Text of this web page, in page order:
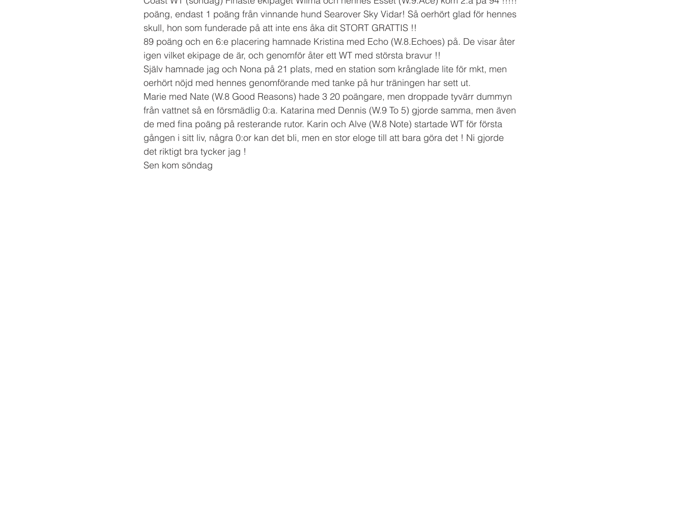
poäng, endast 1 poäng från vinnande hund Searover Sky Vidar! Så oerhört glad för hennes
skull, hon som funderade på att inte ens åka dit STORT GRATTIS !!
89 poäng och en 6:e placering hamnade Kristina med Echo (W.8.Echoes) på. De visar åter
igen vilket ekipage de är, och genomför åter ett WT med största bravur !!
Själv hamnade jag och Nona på 21 plats, med en station som krånglade lite för mkt, men
oerhört nöjd med hennes genomförande med tanke på hur träningen har sett ut.
Marie med Nate (W.8 Good Reasons) hade 3 20 poängare, men droppade tyvärr dummyn
från vattnet så en försmädlig 0:a. Katarina med Dennis (W.9 To 5) gjorde samma, men även
de med fina poäng på resterande rutor. Karin och Alve (W.8 Note) startade WT för första
gången i sitt liv, några 0:or kan det bli, men en stor eloge till att bara göra det ! Ni gjorde
det riktigt bra tycker jag !
Sen kom söndag